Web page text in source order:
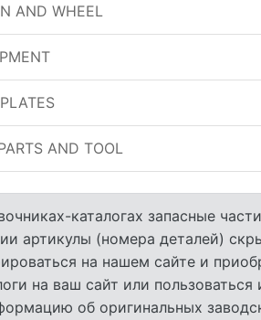
AND WHEEL
AND TOOL
каталогах запасные
артикулы (номера деталей)
на нашем сайте и
на ваш сайт или
об оригинальных